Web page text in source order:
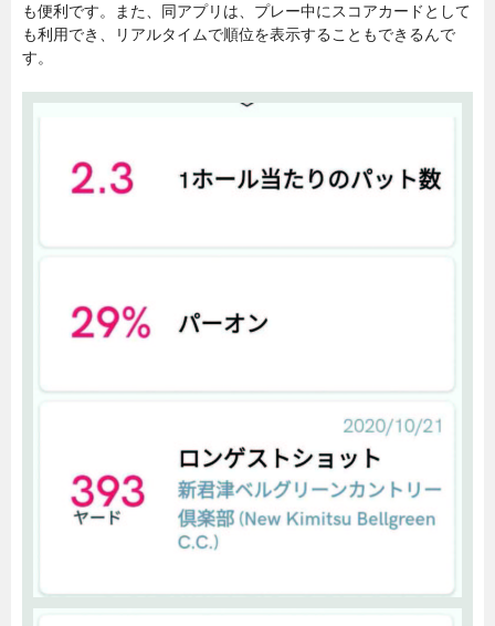
も便利です。また、同アプリは、プレー中にスコアカードとして
も利用でき、リアルタイムで順位を表示することもできるんで
す。